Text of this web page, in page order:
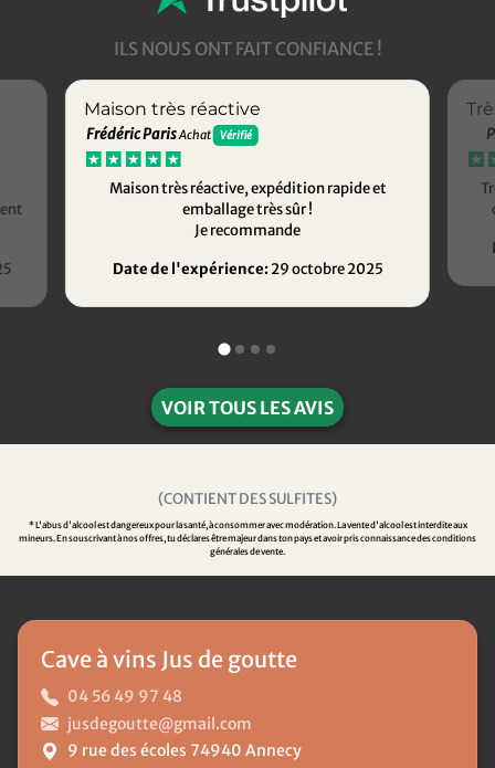
ILS NOUS ONT FAIT CONFIANCE !
Maison très réactive
Frédéric ParisAchat Vérifié
Maison très réactive, expédition rapide et
emballage très sûr !
Je recommande
Date de l'expérience:29 octobre 2025
VOIR TOUS LES AVIS
(CONTIENT DES SULFITES)
* L'abus d'alcool est dangereux pour la santé, à consommer avec modération. La vente d'alcool est interdite aux
mineurs. En souscrivant à nos offres, tu déclares être majeur dans ton pays et avoir pris connaissance des conditions
générales de vente.
Cave à vins Jus de goutte
04 56 49 97 48
jusdegoutte@gmail.com
9 rue des écoles 74940 Annecy